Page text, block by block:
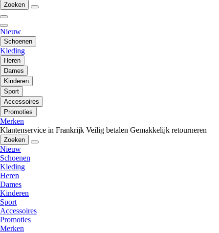
Zoeken
Nieuw
Schoenen
Kleding
Heren
Dames
Kinderen
Sport
Accessoires
Promoties
Merken
Klantenservice in Frankrijk Veilig betalen Gemakkelijk retourneren
Zoeken
Nieuw
Schoenen
Kleding
Heren
Dames
Kinderen
Sport
Accessoires
Promoties
Merken